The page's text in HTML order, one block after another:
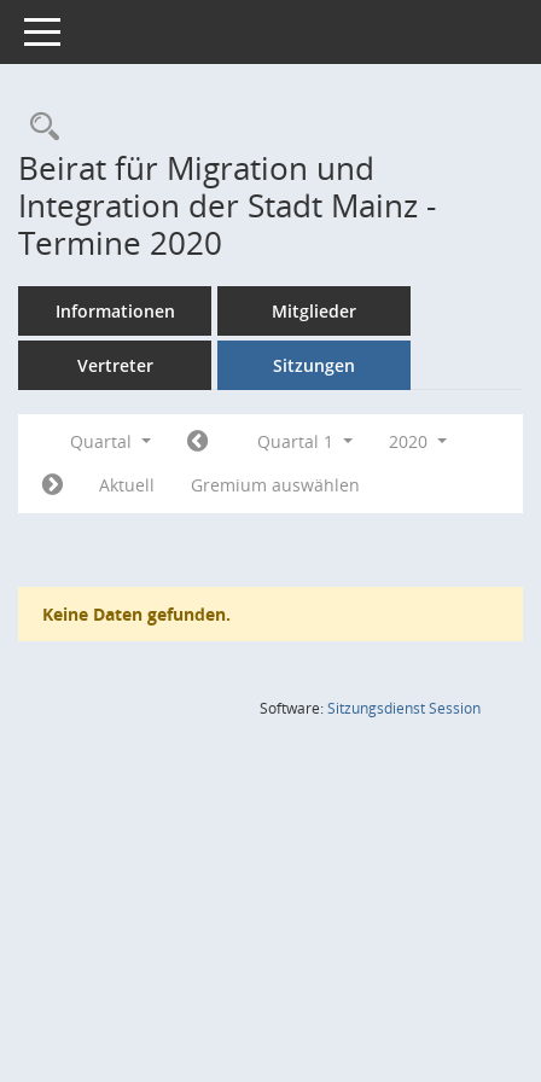
Toggle navigation
Rechercheauswahl
Beirat für Migration und
Integration der Stadt Mainz -
Termine 2020
Informationen Mitglieder
Vertreter Sitzungen
Quartal Quartal 1
2020
Aktuell
Gremium auswählen
Keine Daten gefunden.
Software:SitzungsdienstSession(Wird in